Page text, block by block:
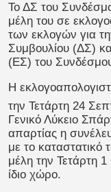
Το ΔΣ του
μέλη του σε
των εκλογών για
Συμβουλίου (ΔΣ)
(ΕΣ) του
Η
την Τετάρτη 24
Γενικό Λύκειο
απαρτίας η
με το
μέλη την Τετάρτη
ίδιο χώρο.